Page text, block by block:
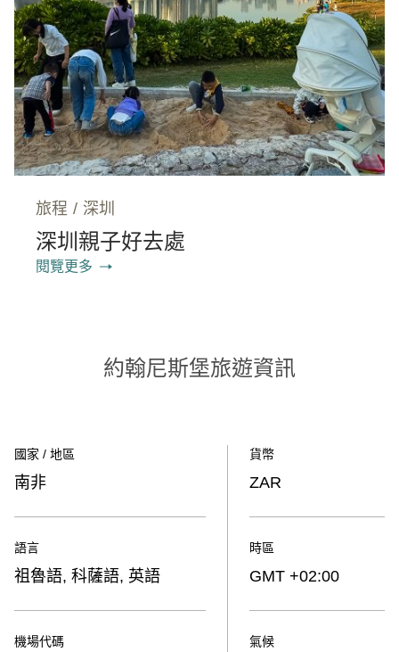
旅程 / 深圳
深圳親子好去處
閱覽更多
約翰尼斯堡旅遊資訊
國家 / 地區
南非
語言
祖魯語, 科薩語, 英語
機場代碼
貨幣
ZAR
時區
GMT +02:00
氣候